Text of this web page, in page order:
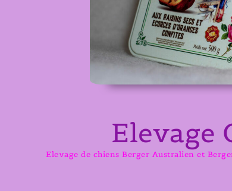
Elevage
Elevage de chiens Berger Australien et